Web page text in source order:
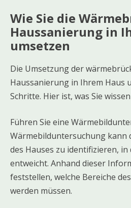
Wie Sie die
Haussanierung in
umsetzen
Die Umsetzung der
Haussanierung in Ihrem Haus
Schritte. Hier ist, was Sie
Führen Sie eine
Wärmebilduntersuchung kann
des Hauses zu identifizieren, in
entweicht. Anhand dieser
feststellen, welche Bereiche
werden müssen.